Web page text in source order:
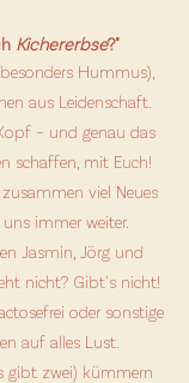
Kichererbse?"
Hummus),
aus Leidenschaft.
– und genau das
schaffen, mit Euch!
viel Neues
immer weiter.
Jasmin, Jörg und
nicht? Gibt's nicht!
oder sonstige
auf alles Lust.
gibt zwei) kümmern